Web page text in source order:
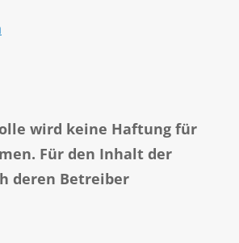
wird keine Haftung für
Für den Inhalt der
deren Betreiber